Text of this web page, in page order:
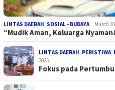
LINTAS DAERAH, SOSIAL - BUDAYA March
“Mudik Aman, Keluarga
LINTAS DAERAH, PERISTIWA,
2025
Fokus pada